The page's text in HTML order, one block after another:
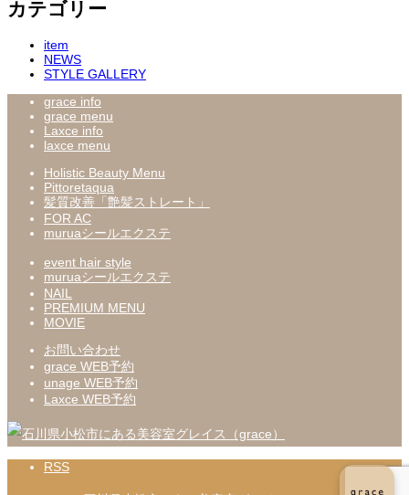
カテゴリー
item
NEWS
STYLE GALLERY
grace info
grace menu
Laxce info
laxce menu
Holistic Beauty Menu
Pittoretaqua
髪質改善「艶髪ストレート」
FOR AC
muruaシールエクステ
event hair style
muruaシールエクステ
NAIL
PREMIUM MENU
MOVIE
お問い合わせ
grace WEB予約
unage WEB予約
Laxce WEB予約
RSS